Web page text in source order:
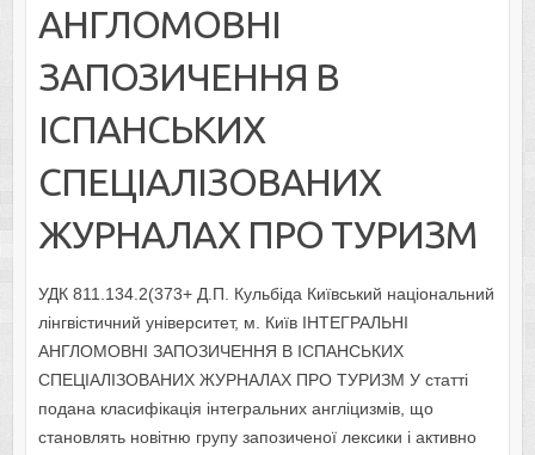
АНГЛОМОВНІ
ЗАПОЗИЧЕННЯ В
ІСПАНСЬКИХ
СПЕЦІАЛІЗОВАНИХ
ЖУРНАЛАХ ПРО ТУРИЗМ
УДК 811.134.2(373+ Д.П. Кульбіда Київський національний
лінгвістичний університет, м. Київ ІНТЕГРАЛЬНІ
АНГЛОМОВНІ ЗАПОЗИЧЕННЯ В ІСПАНСЬКИХ
СПЕЦІАЛІЗОВАНИХ ЖУРНАЛАХ ПРО ТУРИЗМ У статті
подана класифікація інтегральних англіцизмів, що
становлять новітню групу запозиченої лексики і активно